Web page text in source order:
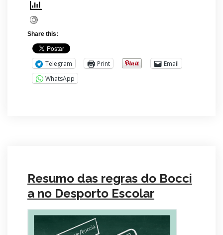
Share this:
Telegram Print
Email
WhatsApp
Resumo das regras do Bocci
a no Desporto Escolar